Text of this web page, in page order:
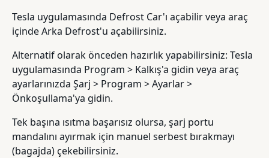
Tesla uygulamasında Defrost Car'ı açabilir veya araç
içinde Arka Defrost'u açabilirsiniz.
Alternatif olarak önceden hazırlık yapabilirsiniz: Tesla
uygulamasında Program > Kalkış'a gidin veya araç
ayarlarınızda Şarj > Program > Ayarlar >
Önkoşullama'ya gidin.
Tek başına ısıtma başarısız olursa, şarj portu
mandalını ayırmak için manuel serbest bırakmayı
(bagajda) çekebilirsiniz.